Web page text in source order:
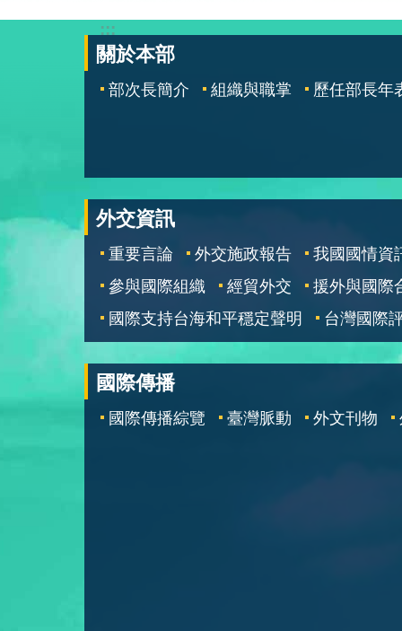
:::
關於本部
部次長簡介 組織與職掌 歷任部長年
外交資訊
重要言論 外交施政報告
我國國情資
參與國際組織
經貿外交
援外與國際
國際支持台海和平穩定聲明
台灣國際
國際傳播
國際傳播綜覽 臺灣脈動 外文刊物